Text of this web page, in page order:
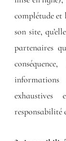
complétude et
son site,
partenaires
exhaustives
responsabilité